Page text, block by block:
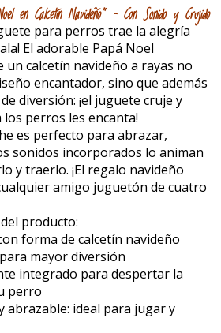
en Calcetín Navideño" – Con Sonido y Crujido
para perros trae la alegría
El adorable Papá Noel
un calcetín navideño a rayas no
encantador, sino que además
diversión: ¡el juguete cruje y
perros les encanta!
es perfecto para abrazar,
sonidos incorporados lo animan
y traerlo. ¡El regalo navideño
amigo juguetón de cuatro
producto:
forma de calcetín navideño
mayor diversión
integrado para despertar la
perro
abrazable: ideal para jugar y